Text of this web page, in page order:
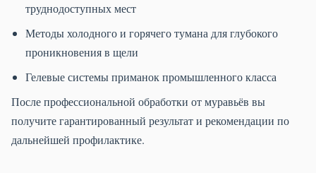
труднодоступных мест
Методы холодного и горячего тумана для глубокого
проникновения в щели
Гелевые системы приманок промышленного класса
После профессиональной обработки от муравьёв вы
получите гарантированный результат и рекомендации по
дальнейшей профилактике.